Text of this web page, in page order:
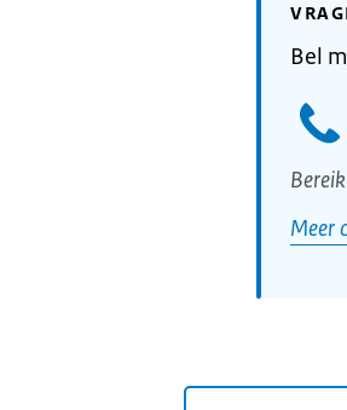
Bel
Meer